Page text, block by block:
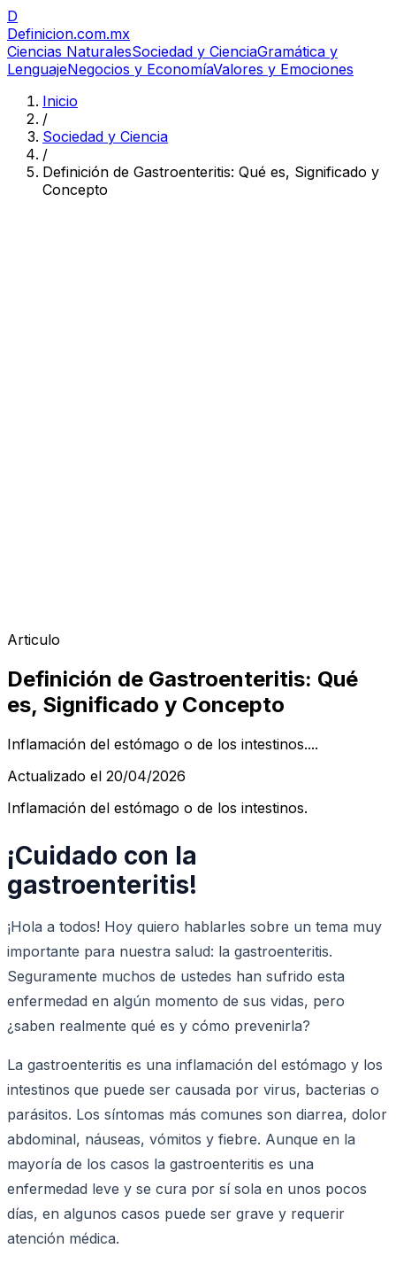
D
Definicion.com.mx
Ciencias NaturalesSociedad y CienciaGramática y
LenguajeNegocios y EconomíaValores y Emociones
Inicio
/
Sociedad y Ciencia
/
Definición de Gastroenteritis: Qué es, Significado y
Concepto
Articulo
Definición de Gastroenteritis: Qué
es, Significado y Concepto
Inflamación del estómago o de los intestinos....
Actualizado el 20/04/2026
Inflamación del estómago o de los intestinos.
¡Cuidado con la
gastroenteritis!
¡Hola a todos! Hoy quiero hablarles sobre un tema muy
importante para nuestra salud: la gastroenteritis.
Seguramente muchos de ustedes han sufrido esta
enfermedad en algún momento de sus vidas, pero
¿saben realmente qué es y cómo prevenirla?
La gastroenteritis es una inflamación del estómago y los
intestinos que puede ser causada por virus, bacterias o
parásitos. Los síntomas más comunes son diarrea, dolor
abdominal, náuseas, vómitos y fiebre. Aunque en la
mayoría de los casos la gastroenteritis es una
enfermedad leve y se cura por sí sola en unos pocos
días, en algunos casos puede ser grave y requerir
atención médica.